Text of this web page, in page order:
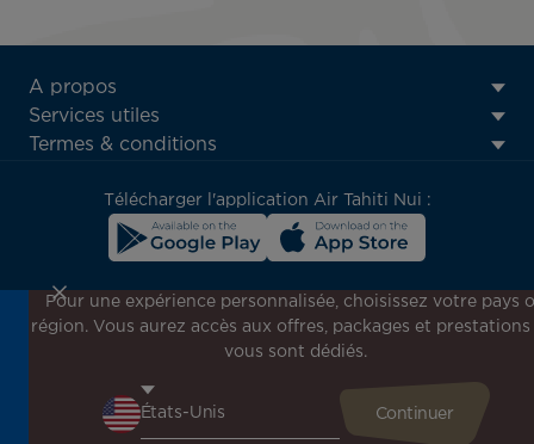
ATN:
Footer
menu
A propos
Services utiles
Termes & conditions
Télécharger l'application Air Tahiti Nui :
Inscrivez-vous à notre newsletter !
Recevez en avant-première toutes nos offres spéciales et
l'inspiration pour votre prochain voyage !
Saisissez votre adresse e-mail ici
Pour une expérience personnalisée, choisissez votre pays
région. Vous aurez accès aux offres, packages et prestations
vous sont dédiés.